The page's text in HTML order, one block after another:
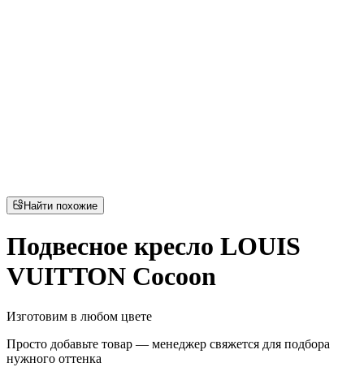
Найти похожие
Подвесное кресло LOUIS
VUITTON Cocoon
Изготовим в любом цвете
Просто добавьте товар — менеджер свяжется для подбора
нужного оттенка